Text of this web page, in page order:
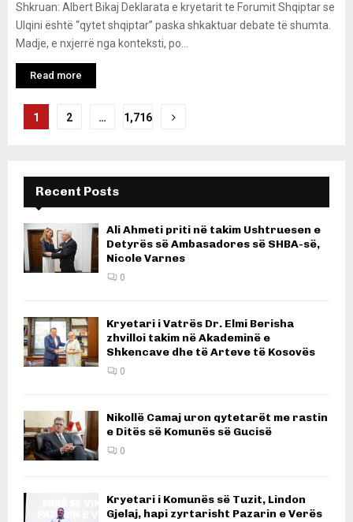
Shkruan: Albert Bikaj Deklarata e kryetarit te Forumit Shqiptar se
Ulqini është “qytet shqiptar” paska shkaktuar debate të shumta.
Madje, e nxjerrë nga konteksti, po...
Read more
Posts
1 2 … 1,716
Recent Posts
Ali Ahmeti priti në takim Ushtruesen e
Detyrës së Ambasadores së SHBA-së,
Nicole Varnes
0
Kryetari i Vatrës Dr. Elmi Berisha
zhvilloi takim në Akademinë e
Shkencave dhe të Arteve të Kosovës
0
Nikollë Camaj uron qytetarët me rastin
e Ditës së Komunës së Gucisë
0
Kryetari i Komunës së Tuzit, Lindon
Gjelaj, hapi zyrtarisht Pazarin e Verës